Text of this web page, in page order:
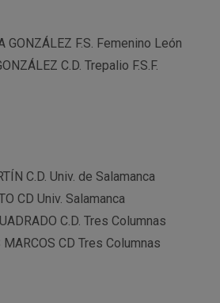
GONZÁLEZ F.S. Femenino León
C.D. Trepalio F.S.F.
C.D. Univ. de Salamanca
CD Univ. Salamanca
C.D. Tres Columnas
CD Tres Columnas